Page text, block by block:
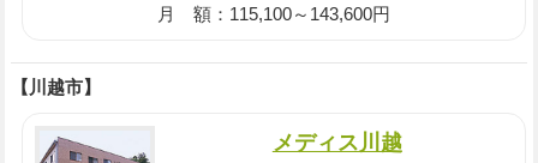
月 額：115,100～143,600円
【川越市】
メディス川越